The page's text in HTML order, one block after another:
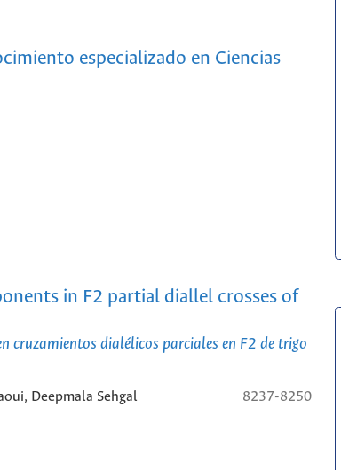
especializado en Ciencias
in F2 partial diallel crosses of
cruzamientos dialélicos parciales en F2 de trigo
Deepmala Sehgal 8237-8250